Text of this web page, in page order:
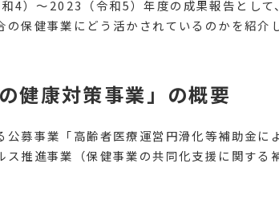
4）〜2023（令和5）年度の成果報告として
保健事業にどう活かされているのかを紹介
健康対策事業」の概要
公募事業「高齢者医療運営円滑化等補助金に
ス推進事業（保健事業の共同化支援に関する